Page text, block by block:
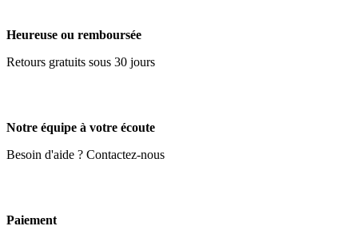
Heureuse ou remboursée
Retours gratuits sous 30 jours
Notre équipe à votre écoute
Besoin d'aide ? Contactez-nous
Paiement